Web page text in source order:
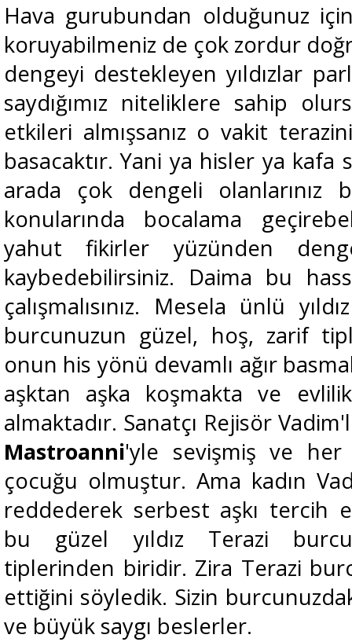
Hava gurubundan olduğunuz
koruyabilmeniz de çok zordur
dengeyi destekleyen yıldızlar
saydığımız niteliklere sahip
etkileri almışsanız o vakit
basacaktır. Yani ya hisler ya kafa
arada çok dengeli olanlarınız
konularında bocalama
yahut fikirler yüzünden
kaybedebilirsiniz. Daima bu
çalışmalısınız. Mesela ünlü
burcunuzun güzel, hoş, zarif
onun his yönü devamlı ağır
aşktan aşka koşmakta ve
almaktadır. Sanatçı Rejisör
Mastroanni'yle sevişmiş ve
çocuğu olmuştur. Ama kadın
reddederek serbest aşkı tercih
bu güzel yıldız Terazi
tiplerinden biridir. Zira Terazi
ettiğini söyledik. Sizin
ve büyük saygı beslerler.